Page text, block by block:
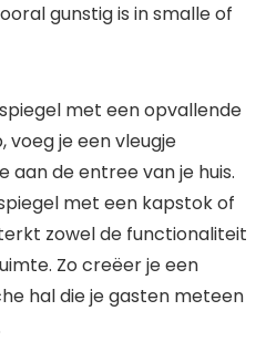
gunstig is in smalle of
met een opvallende
voeg je een vleugje
aan de entree van je huis.
met een kapstok of
zowel de functionaliteit
Zo creëer je een
hal die je gasten meteen